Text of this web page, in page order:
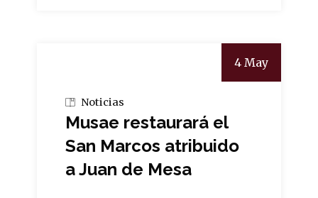
4 May
Noticias
Musae restaurará el
San Marcos atribuido
a Juan de Mesa